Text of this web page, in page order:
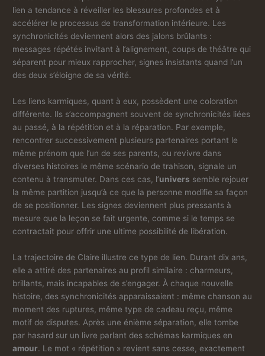
lien a tendance à réveiller les blessures profondes et à
accélérer le processus de transformation intérieure. Les
synchronicités deviennent alors des jalons brûlants :
messages répétés invitant à l’alignement, coups de théâtre qui
séparent pour mieux rapprocher, signes insistants quand l’un
des deux s’éloigne de sa vérité.
Les liens karmiques, quant à eux, possèdent une coloration
différente. Ils s’accompagnent souvent de synchronicités liées
au passé, à la répétition et à la réparation. Par exemple,
rencontrer successivement plusieurs partenaires portant le
même prénom que l’un de ses parents, ou revivre dans
diverses histoires le même scénario de trahison, signale un
contenu à transmuter. Dans ces cas, l’univers semble rejouer
la même partition jusqu’à ce que la personne modifie sa façon
de se positionner. Les signes deviennent plus pressants à
mesure que la leçon se fait urgente, comme si le temps se
contractait pour offrir une ultime possibilité de libération.
La trajectoire de Claire illustre ce type de lien. Durant dix ans,
elle a attiré des partenaires au profil similaire : charmeurs,
brillants, mais incapables de s’engager. À chaque nouvelle
histoire, des synchronicités apparaissaient : même chanson au
moment des ruptures, même type de cadeau reçu, même
motif de disputes. Après une énième séparation, elle tombe
par hasard sur un livre parlant des schémas karmiques en
amour. Le mot « répétition » revient sans cesse, exactement